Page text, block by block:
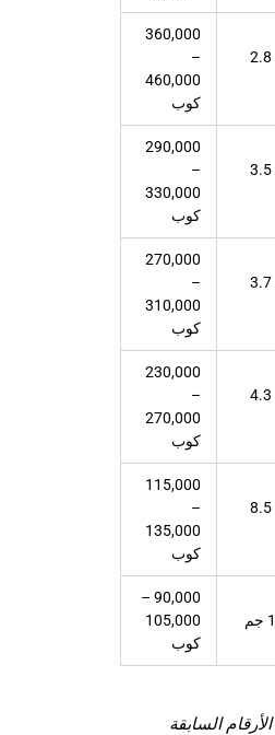
2.2 – 2.8
360,000
–
460,000
كوب
3.0 – 3.5
290,000
–
330,000
كوب
3.2 – 3.7
270,000
–
310,000
كوب
3.8 – 4.3
230,000
–
270,000
كوب
6.8 – 8.5
115,000
–
135,000
كوب
90,000 –
105,000
كوب
الأرقام السابقة